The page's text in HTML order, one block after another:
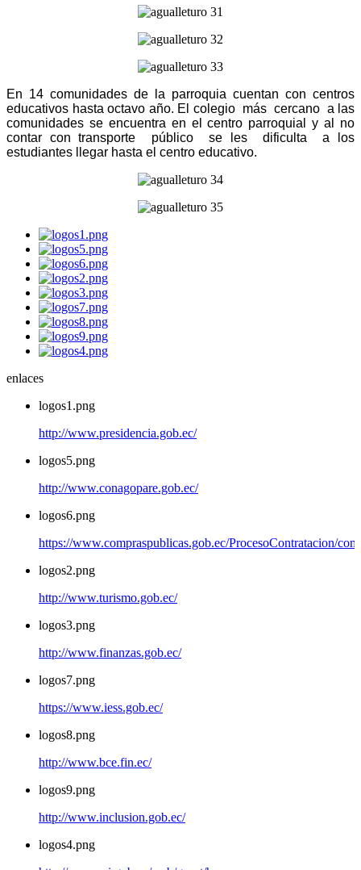
En 14 comunidades de la parroquia cuentan con centros
educativos hasta octavo año. El colegio más cercano a las
comunidades se encuentra en el centro parroquial y al no
contar con transporte público se les dificulta a los
estudiantes llegar hasta el centro educativo.
enlaces
logos1.png
http://www.presidencia.gob.ec/
logos5.png
http://www.conagopare.gob.ec/
logos6.png
https://www.compraspublicas.gob.ec/ProcesoContratacion/
logos2.png
http://www.turismo.gob.ec/
logos3.png
http://www.finanzas.gob.ec/
logos7.png
https://www.iess.gob.ec/
logos8.png
http://www.bce.fin.ec/
logos9.png
http://www.inclusion.gob.ec/
logos4.png